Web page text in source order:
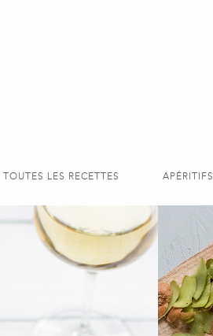
TOUTES LES RECETTES APÉRITIFS